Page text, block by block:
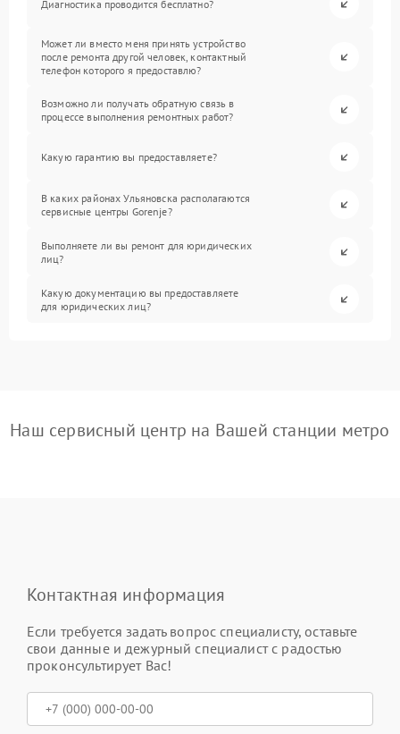
Диагностика проводится бесплатно?
Может ли вместо меня принять устройство
после ремонта другой человек, контактный
телефон которого я предоставлю?
Возможно ли получать обратную связь в
процессе выполнения ремонтных работ?
Какую гарантию вы предоставляете?
В каких районах Ульяновска располагаются
сервисные центры Gorenje?
Выполняете ли вы ремонт для юридических
лиц?
Какую документацию вы предоставляете
для юридических лиц?
Наш сервисный центр на Вашей станции метро
Контактная информация
Если требуется задать вопрос специалисту, оставьте
свои данные и дежурный специалист с радостью
проконсультирует Вас!